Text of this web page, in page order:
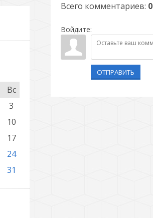
Всего комментариев: 0
Войдите:
ОТПРАВИТЬ
Вс
3
10
17
24
31